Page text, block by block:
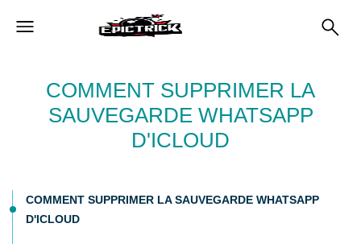
COMMENT SUPPRIMER LA
SAUVEGARDE WHATSAPP
D'ICLOUD
COMMENT SUPPRIMER LA SAUVEGARDE WHATSAPP
D'ICLOUD